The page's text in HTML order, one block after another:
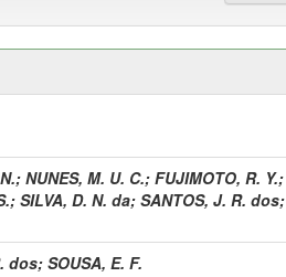
; NUNES, M. U. C.; FUJIMOTO, R. Y.;
; SILVA, D. N. da; SANTOS, J. R. dos;
dos; SOUSA, E. F.